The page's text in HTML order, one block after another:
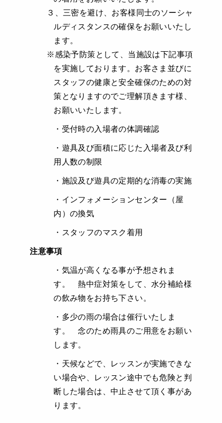
３、三密を避け、お客様同士のソーシャ
ルディスタンスの確保をお願いいたし
ます。
※感染予防策として、当施設は下記事項
を実施しております。お客さま並びに
スタッフの健康と安全確保のための対
策となりますのでご理解頂きます様、
お願いいたします。
・受付時の入場者の体調確認
・遊具及び面積に応じた入場者及び利
用人数の制限
・施設及び遊具の定期的な消毒の実施
・インフォメーションセンター（屋
内）の換気
・スタッフのマスク着用
注意事項
・気温が高くなる事が予想されま
す。 熱中症対策をして、水分補給様
の飲み物をお持ち下さい。
・多少の雨の場合は催行いたしま
す。 念のため雨具のご用意をお願い
します。
・天候などで、レッスンが実施できな
い場合や、レッスン途中でも危険と判
断した場合は、中止させて頂く事があ
ります。